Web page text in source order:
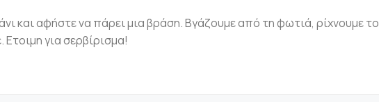
και αφήστε να πάρει μια βράση. Βγάζουμε από τη φωτιά, ρίχνουμε το
για σερβίρισμα!